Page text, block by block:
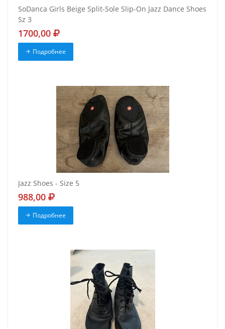
SoDanca Girls Beige Split-Sole Slip-On Jazz Dance Shoes
Sz 3
1700,00
Подробнее
Jazz Shoes - Size 5
988,00
Подробнее